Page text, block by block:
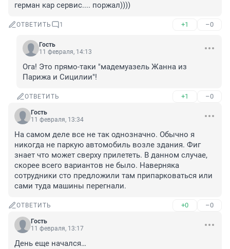
герман кар сервис.... поржал))))
ОТВЕТИТЬ 1 +1 –0
Гость
11 февраля, 14:13
Ога! Это прямо-таки "мадемуазель Жанна из
Парижа и Сицилии"!
ОТВЕТИТЬ +1 –0
Гость
11 февраля, 13:34
На самом деле все не так однозначно. Обычно я
никогда не паркую автомобиль возле здания. Фиг
знает что может сверху прилететь. В данном случае,
скорее всего вариантов не было. Наверняка
сотрудники сто предложили там припарковаться или
сами туда машины перегнали.
ОТВЕТИТЬ +0 –0
Гость
11 февраля, 13:17
День еще начался…